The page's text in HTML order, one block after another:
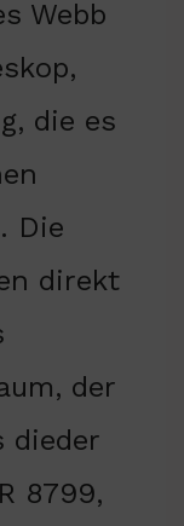
Webb
die es
Die
direkt
der
dieder
8799,